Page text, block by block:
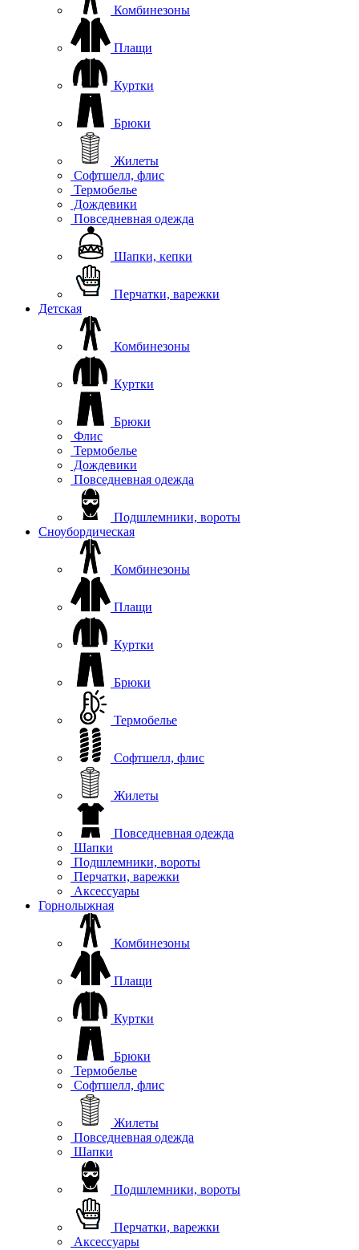
Комбинезоны
Плащи
Куртки
Брюки
Жилеты
Софтшелл, флис
Термобелье
Дождевики
Повседневная одежда
Шапки, кепки
Перчатки, варежки
Детская
Комбинезоны
Куртки
Брюки
Флис
Термобелье
Дождевики
Повседневная одежда
Подшлемники, вороты
Сноубордическая
Комбинезоны
Плащи
Куртки
Брюки
Термобелье
Софтшелл, флис
Жилеты
Повседневная одежда
Шапки
Подшлемники, вороты
Перчатки, варежки
Аксессуары
Горнолыжная
Комбинезоны
Плащи
Куртки
Брюки
Термобелье
Софтшелл, флис
Жилеты
Повседневная одежда
Шапки
Подшлемники, вороты
Перчатки, варежки
Аксессуары